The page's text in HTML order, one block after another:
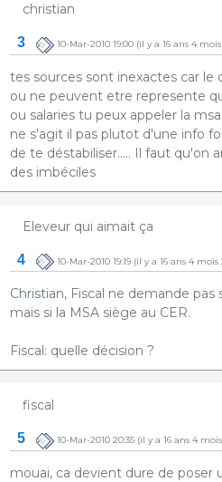
christian
3 10-Mar-2010 19:00(il y a 16 ans 4
tes sources sont inexactes car le
ou ne peuvent etre represente
ou salaries tu peux appeler la msa
ne s'agit il pas plutot d'une info
de te déstabiliser..... Il faut qu'on
des imbéciles
Eleveur qui aimait ça
4 10-Mar-2010 19:19(il y a 16 ans 4 mois
Christian, Fiscal ne demande pas
mais si la MSA siège au CER.
Fiscal: quelle décision ?
fiscal
5 10-Mar-2010 20:35(il y a 16 ans 4
mouai, ca devient dure de poser